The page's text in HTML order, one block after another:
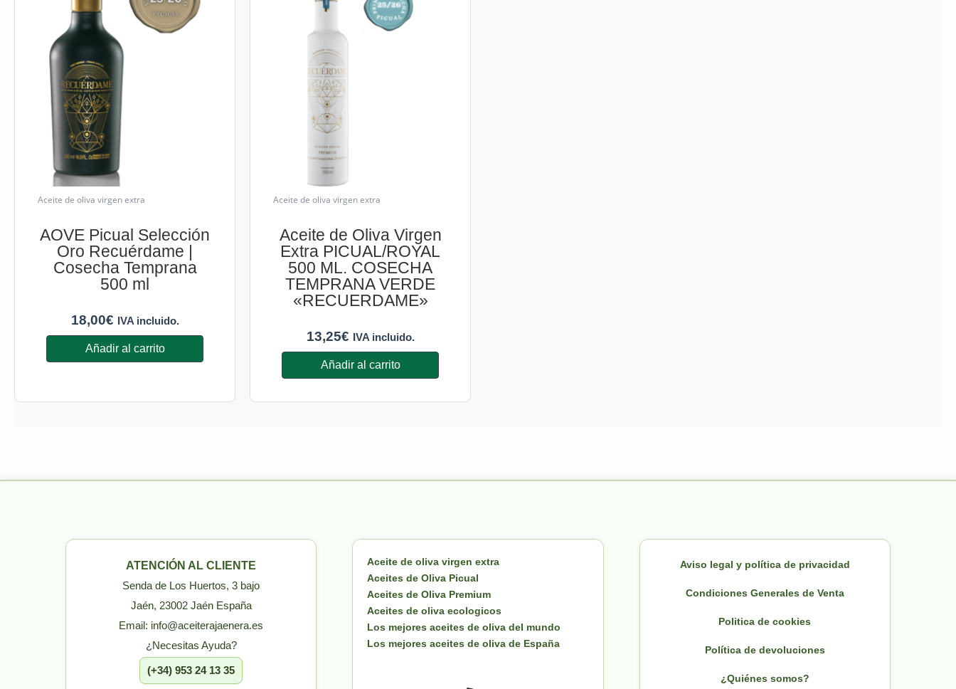
Aceite de oliva virgen extra
AOVE Picual Selección
Oro Recuérdame |
Cosecha Temprana
500 ml
18,00€ IVA incluido.
Añadir al carrito
Aceite de oliva virgen extra
Aceite de Oliva Virgen
Extra PICUAL/ROYAL
500 ML. COSECHA
TEMPRANA VERDE
«RECUERDAME»
13,25€ IVA incluido.
Añadir al carrito
ATENCIÓN AL CLIENTE
Senda de Los Huertos, 3 bajo
Jaén, 23002 Jaén España
Email: info@aceiterajaenera.es
¿Necesitas Ayuda?
(+34) 953 24 13 35
Aceite de oliva virgen extra
Aceites de Oliva Picual
Aceites de Oliva Premium
Aceites de oliva ecologicos
Los mejores aceites de oliva del mundo
Los mejores aceites de oliva de España
Aviso legal y política de privacidad
Condiciones Generales de Venta
Politica de cookies
Política de devoluciones
¿Quiénes somos?